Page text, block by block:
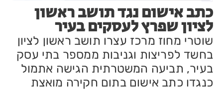
כתב אישום נגד תושב ראשון
לציון שפרץ לעסקים בעיר
שוטרי מחוז מרכז עצרו תושב ראשון לציון
בחשד לפריצות וגניבות ממספר בתי עסק
בעיר, תביעה המשטרתית הגישה אתמול
כנגדו כתב אישום בתום חקירה מואצת